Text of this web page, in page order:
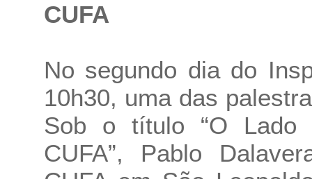
CUFA
No segundo dia do
10h30, uma das
Sob o título “O Lado
CUFA”, Pablo